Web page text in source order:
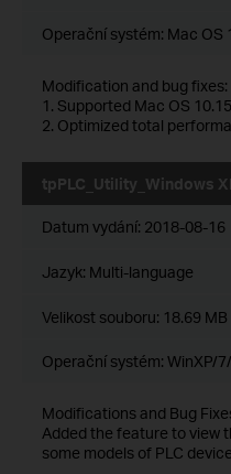
Operační systém: Mac OS
Modification and bug fixes:
1. Supported Mac OS
2. Optimized total
tpPLC_Utility_Windows
Datum vydání: 2018-08-16
Jazyk: Multi-language
Velikost souboru: 18.69 MB
Operační systém: WinXP/
Modifications and Bug
Added the feature to view
some models of PLC